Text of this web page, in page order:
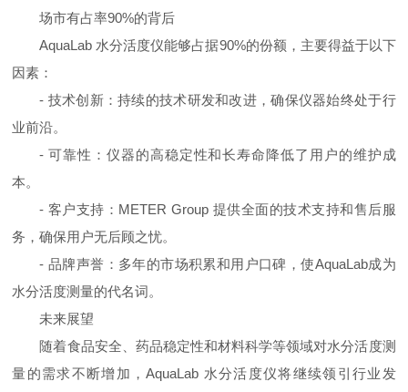
场市有占率90%的背后
AquaLab 水分活度仪能够占据90%的份额，主要得益于以下
因素：
- 技术创新：持续的技术研发和改进，确保仪器始终处于行
业前沿。
-可靠性：仪器的高稳定性和长寿命降低了用户的维护成
本。
- 客户支持： METER Group 提供全面的技术支持和售后服
务，确保用户无后顾之忧。
- 品牌声誉：多年的市场积累和用户口碑，使AquaLab成为
水分活度测量的代名词。
未来展望
随着食品安全、药品稳定性和材料科学等领域对水分活度测
量的需求不断增加，AquaLab 水分活度仪将继续领引行业发